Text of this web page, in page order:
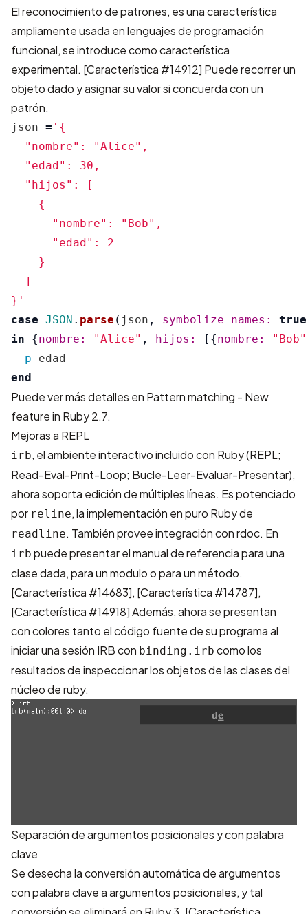
El reconocimiento de patrones, es una característica
ampliamente usada en lenguajes de programación
funcional, se introduce como característica
experimental. [Característica #14912] Puede recorrer un
objeto dado y asignar su valor si concuerda con un
patrón.
json = '{
  "nombre": "Alice",
  "edad": 30,
  "hijos": [
    {
      "nombre": "Bob",
      "edad": 2
    }
  ]
}'
case JSON . parse ( json , symbolize_names: true
in
{nombre: "Alice" , hijos: [{nombre: "Bob"
p
edad
end
Puede ver más detalles en Pattern matching - New
feature in Ruby 2.7.
Mejoras a REPL
irb, el ambiente interactivo incluido con Ruby (REPL;
Read-Eval-Print-Loop; Bucle-Leer-Evaluar-Presentar),
ahora soporta edición de múltiples líneas. Es potenciado
por reline, la implementación en puro Ruby de
readline. También provee integración con rdoc. En
irb puede presentar el manual de referencia para una
clase dada, para un modulo o para un método.
[Característica #14683], [Característica #14787],
[Característica #14918]Además, ahora se presentan
con colores tanto el código fuente de su programa al
iniciar una sesión IRB con binding.irb como los
resultados de inspeccionar los objetos de las clases del
núcleo de ruby.
Separación de argumentos posicionales y con palabra
clave
Se desecha la conversión automática de argumentos
con palabra clave a argumentos posicionales, y tal